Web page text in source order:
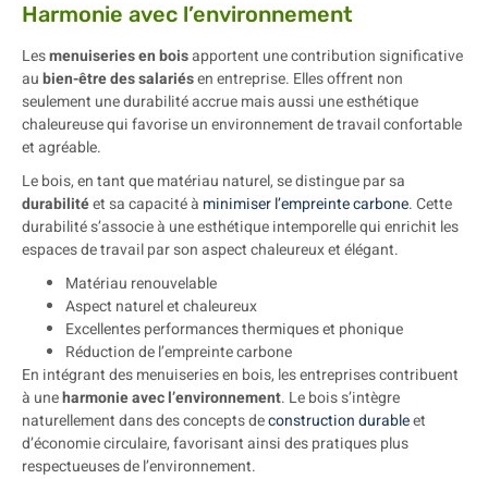
Harmonie avec l’environnement
Lesmenuiseries en boisapportent une contribution significative
aubien-être des salariésen entreprise. Elles offrent non
seulement une durabilité accrue mais aussi une esthétique
chaleureuse qui favorise un environnement de travail confortable
et agréable.
Le bois, en tant que matériau naturel, se distingue par sa
durabilitéet sa capacité à minimiser l’empreinte carbone. Cette
durabilité s’associe à une esthétique intemporelle qui enrichit les
espaces de travail par son aspect chaleureux et élégant.
Matériau renouvelable
Aspect naturel et chaleureux
Excellentes performances thermiques et phonique
Réduction de l’empreinte carbone
En intégrant des menuiseries en bois, les entreprises contribuent
à uneharmonie avec l’environnement. Le bois s’intègre
naturellement dans des concepts deconstruction durableet
d’économie circulaire, favorisant ainsi des pratiques plus
respectueuses de l’environnement.